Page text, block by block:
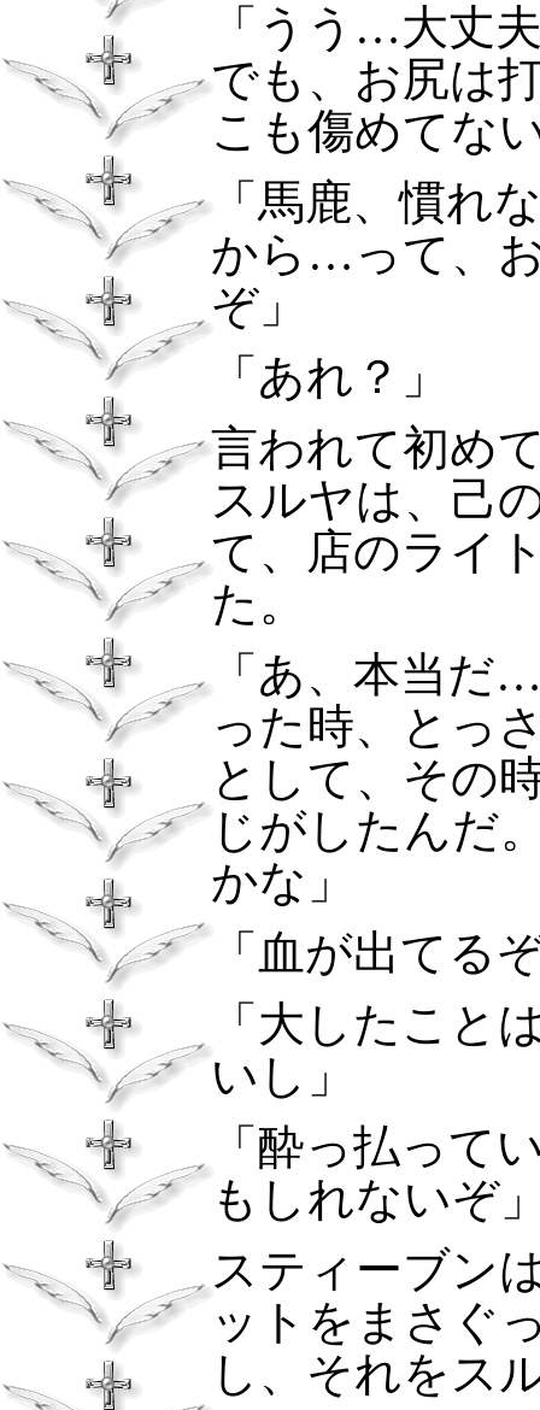
「うう…大丈
でも、お尻は
こも傷めてな
「馬鹿、慣れ
から…って、
ぞ」
「あれ？」
言われて初め
スルヤは、己
て、店のライ
た。
「あ、本当だ
った時、とっ
として、その
じがしたんだ
かな」
「血が出てる
「大したこと
いし」
「酔っ払って
もしれないぞ
スティーブン
ットをまさぐ
し、それをス